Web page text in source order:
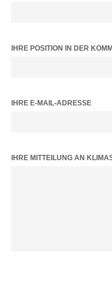
IHRE POSITION IN DER
IHRE E-MAIL-ADRESSE
BITTE LASSE DIESES FELD
IHRE MITTEILUNG AN